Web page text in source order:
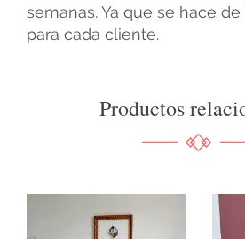
semanas. Ya que se hace
para cada cliente.
Productos